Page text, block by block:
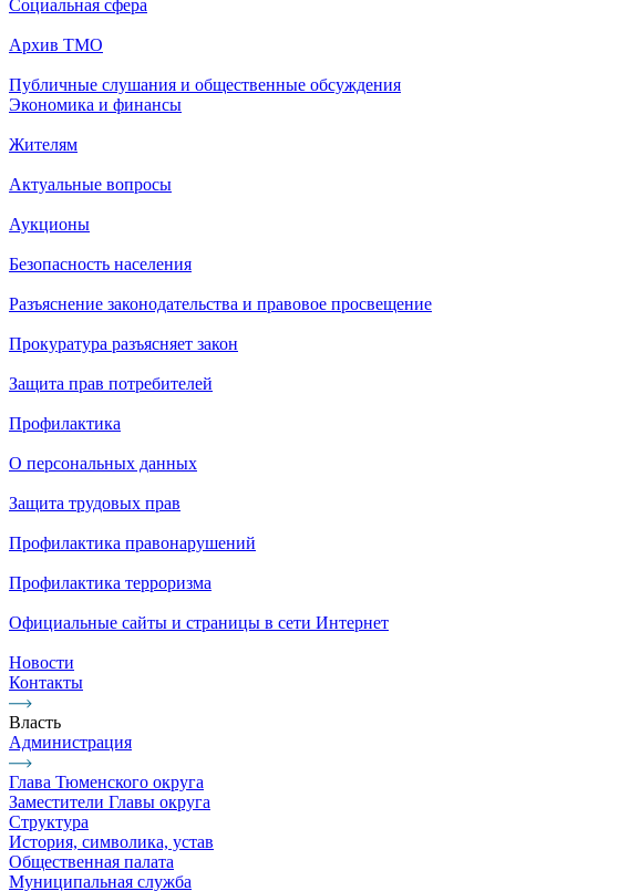
Социальная сфера
Архив ТМО
Публичные слушания и общественные обсуждения
Экономика и финансы
Жителям
Актуальные вопросы
Аукционы
Безопасность населения
Разъяснение законодательства и правовое просвещение
Прокуратура разъясняет закон
Защита прав потребителей
Профилактика
О персональных данных
Защита трудовых прав
Профилактика правонарушений
Профилактика терроризма
Официальные сайты и страницы в сети Интернет
Новости
Контакты
Власть
Администрация
Глава Тюменского округа
Заместители Главы округа
Структура
История, символика, устав
Общественная палата
Муниципальная служба